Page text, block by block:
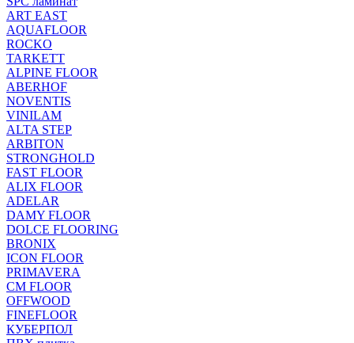
ART EAST
AQUAFLOOR
ROCKO
TARKETT
ALPINE FLOOR
ABERHOF
NOVENTIS
VINILAM
ALTA STEP
ARBITON
STRONGHOLD
FAST FLOOR
ALIX FLOOR
ADELAR
DAMY FLOOR
DOLCE FLOORING
BRONIX
ICON FLOOR
PRIMAVERA
CM FLOOR
OFFWOOD
FINEFLOOR
КУБЕРПОЛ